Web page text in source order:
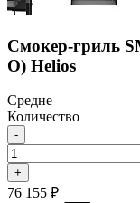
Смокер-гриль
O) Helios
Средне
Количество
-
+
76 155 ₽